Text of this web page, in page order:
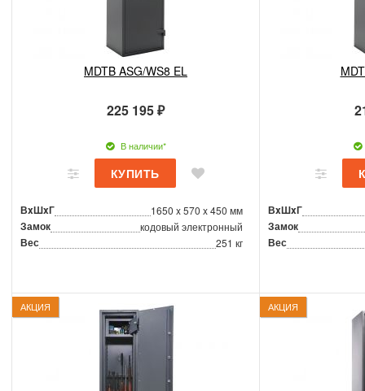
MDTB ASG/WS8 EL
225 195 ₽
В наличии*
ВxШxГ 1650 x 570 x 450 мм
Замок кодовый электронный
Вес 251 кг
ВxШxГ
Замок
Вес
АКЦИЯ АКЦИЯ